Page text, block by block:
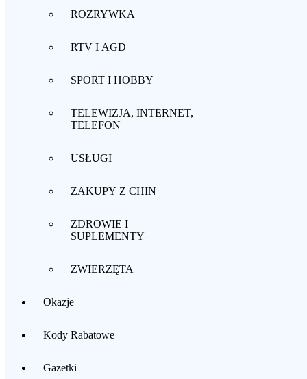
ROZRYWKA
RTV I AGD
SPORT I HOBBY
TELEWIZJA, INTERNET,
TELEFON
USŁUGI
ZAKUPY Z CHIN
ZDROWIE I
SUPLEMENTY
ZWIERZĘTA
Okazje
Kody Rabatowe
Gazetki